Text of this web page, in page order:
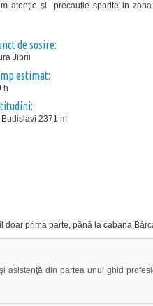
atenţie şi precauţie sporite in zona
de sosire:
Jibrii
estimat:
h
Budislavi 2371 m
doar prima parte, până la cabana
asistenţă din partea unui ghid